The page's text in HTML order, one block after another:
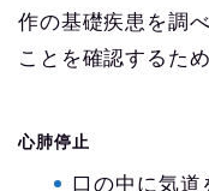
作の基礎疾患を調
ことを確認するた
心肺停止
口の中に気道